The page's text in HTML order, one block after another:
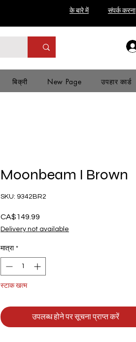
के बारे में संपर्क करना
बिक्री New Page उपहार कार्ड
Moonbeam I Brown
SKU: 9342BR2
CA$149.99
Delivery not available
मात्रा *
स्टाक खत्म
उपलब्ध होने पर सूचना प्राप्त करें